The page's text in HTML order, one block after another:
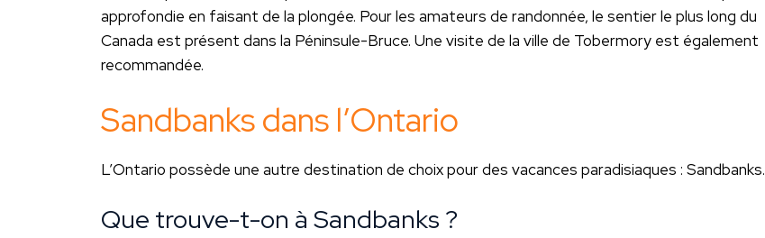
approfondie en faisant de la plongée. Pour les amateurs de randonnée, le sentier le plus long du
Canada est présent dans la Péninsule-Bruce. Une visite de la ville de Tobermory est également
recommandée.
Sandbanks dans l’Ontario
L’Ontario possède une autre destination de choix pour des vacances paradisiaques : Sandbanks.
Que trouve-t-on à Sandbanks ?